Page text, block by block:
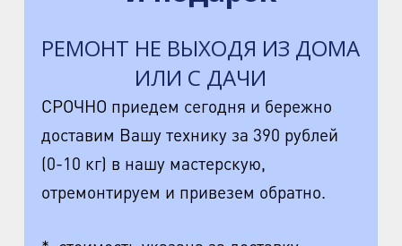
РЕМОНТ НЕ ВЫХОДЯ ИЗ ДОМА
ИЛИ С ДАЧИ
СРОЧНО приедем сегодня и бережно
доставим Вашу технику за 390 рублей
(0-10 кг) в нашу мастерскую,
отремонтируем и привезем обратно.